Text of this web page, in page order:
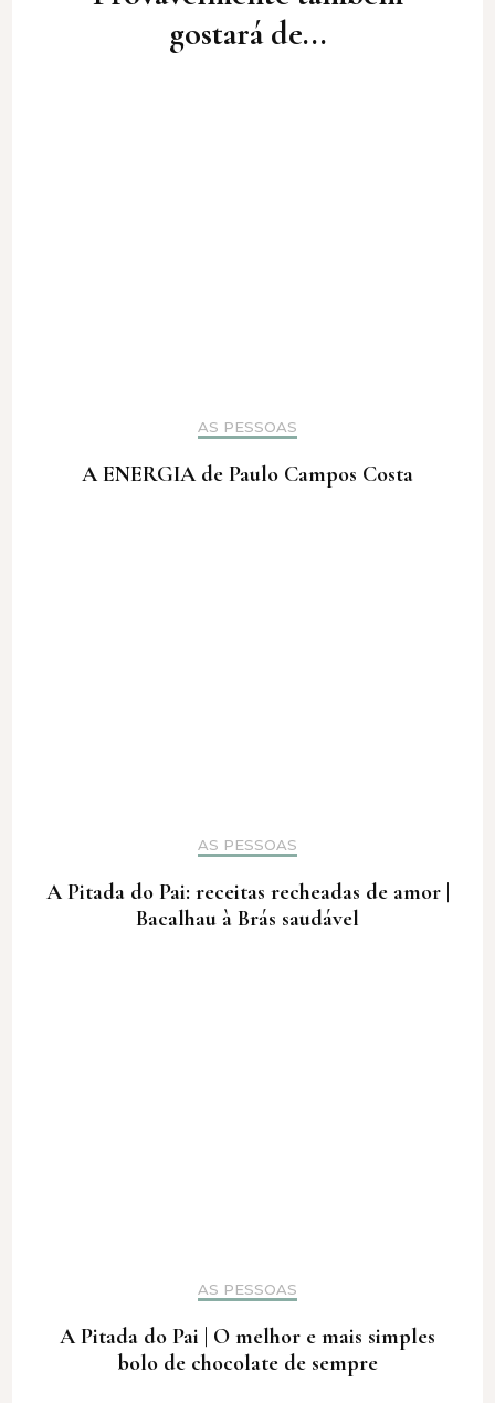
gostará de...
AS PESSOAS
A ENERGIA de Paulo Campos Costa
AS PESSOAS
A Pitada do Pai: receitas recheadas de amor |
Bacalhau à Brás saudável
AS PESSOAS
A Pitada do Pai | O melhor e mais simples
bolo de chocolate de sempre